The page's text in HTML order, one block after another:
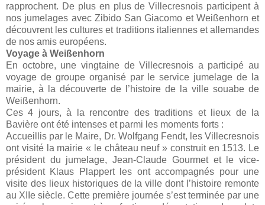
rapprochent. De plus en plus de Villecresnois participent à
nos jumelages avec Zibido San Giacomo et Weißenhorn et
découvrent les cultures et traditions italiennes et allemandes
de nos amis européens.
Voyage à Weißenhorn
En octobre, une vingtaine de Villecresnois a participé au
voyage de groupe organisé par le service jumelage de la
mairie, à la découverte de l’histoire de la ville souabe de
Weißenhorn.
Ces 4 jours, à la rencontre des traditions et lieux de la
Bavière ont été intenses et parmi les moments forts :
Accueillis par le Maire, Dr. Wolfgang Fendt, les Villecresnois
ont visité la mairie « le château neuf » construit en 1513. Le
président du jumelage, Jean-Claude Gourmet et le vice-
président Klaus Plappert les ont accompagnés pour une
visite des lieux historiques de la ville dont l’histoire remonte
au XIIe siècle. Cette première journée s’est terminée par une